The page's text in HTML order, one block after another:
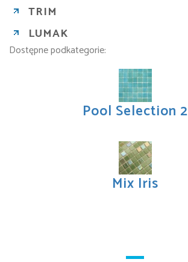
TRIM
LUMAK
Dostępne podkategorie:
Pool Selection 2
Mix Iris